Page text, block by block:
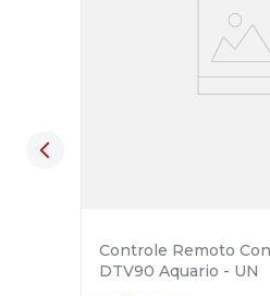
Controle Remoto
DTV90 Aquario - UN